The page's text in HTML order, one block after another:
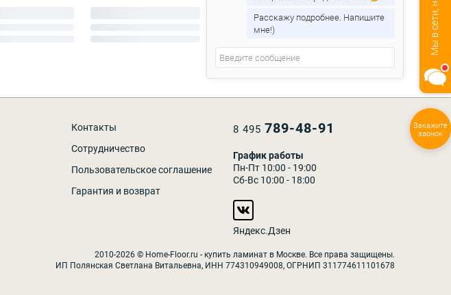
Контакты
Сотрудничество
Пользовательское соглашение
Гарантия и возврат
8 495 789-48-91
График работы
Пн-Пт 10:00 - 19:00
Сб-Вс 10:00 - 18:00
Яндекс.Дзен
2010-2026 © Home-Floor.ru - купить ламинат в Москве. Все права защищены.
ИП Полянская Светлана Витальевна, ИНН 774310949008, ОГРНИП 311774611101678
Закажите
Расскажу подробнее. Напишите
мне!)